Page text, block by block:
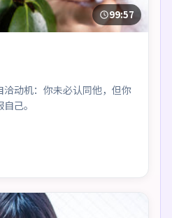
99:57
动机：你未必认同他，但你
己。